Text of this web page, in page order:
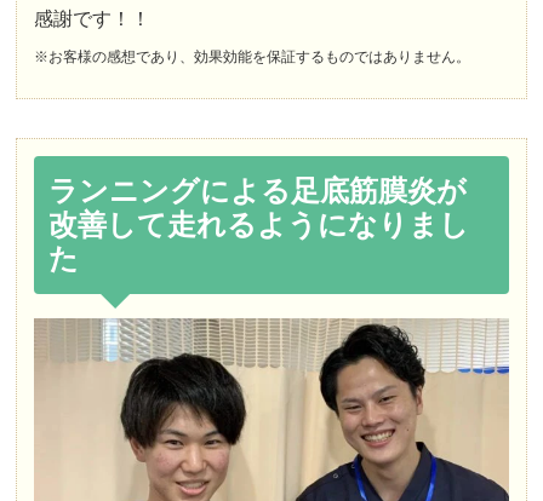
感謝です！！
※お客様の感想であり、効果効能を保証するものではありません。
ランニングによる足底筋膜炎が
改善して走れるようになりまし
た